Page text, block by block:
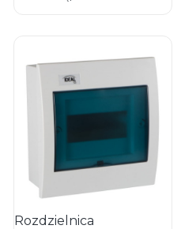
Rozdzielnica